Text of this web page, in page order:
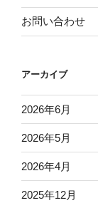
お問い合わせ
アーカイブ
2026年6月
2026年5月
2026年4月
2025年12月